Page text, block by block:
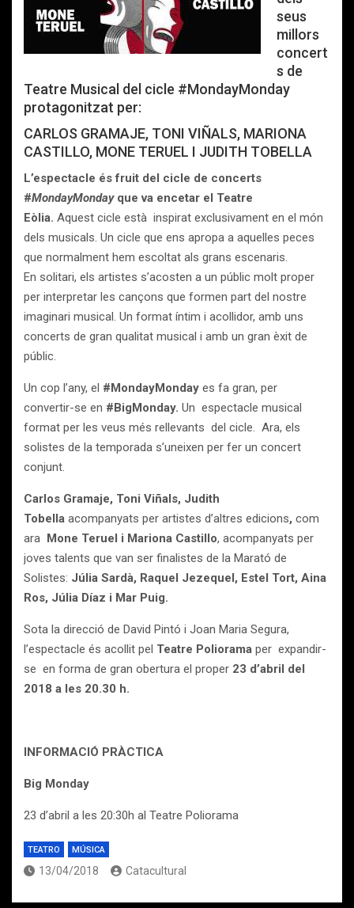
seus
millors
concert
s de
Teatre Musical del cicle #MondayMonday
protagonitzat per:
CARLOS GRAMAJE, TONI VIÑALS, MARIONA
CASTILLO, MONE TERUEL I JUDITH TOBELLA
L’espectacle és fruit del cicle de concerts
#MondayMonday que va encetar el Teatre
Eòlia. Aquest cicle està inspirat exclusivament en el món
dels musicals. Un cicle que ens apropa a aquelles peces
que normalment hem escoltat als grans escenaris.
En solitari, els artistes s’acosten a un públic molt proper
per interpretar les cançons que formen part del nostre
imaginari musical. Un format íntim i acollidor, amb uns
concerts de gran qualitat musical i amb un gran èxit de
públic.
Un cop l’any, el #MondayMonday es fa gran, per
convertir-se en #BigMonday. Un espectacle musical
format per les veus més rellevants del cicle. Ara, els
solistes de la temporada s’uneixen per fer un concert
conjunt.
Carlos Gramaje, Toni Viñals, Judith
Tobella acompanyats per artistes d’altres edicions, com
ara Mone Teruel i Mariona Castillo, acompanyats per
joves talents que van ser finalistes de la Marató de
Solistes: Júlia Sardà, Raquel Jezequel, Estel Tort, Aina
Ros, Júlia Díaz i Mar Puig.
Sota la direcció de David Pintó i Joan Maria Segura,
l’espectacle és acollit pel Teatre Poliorama per expandir-
se en forma de gran obertura el proper 23 d’abril del
2018 a les 20.30 h.
INFORMACIÓ PRÀCTICA
Big Monday
23 d’abril a les 20:30h al Teatre Poliorama
TEATRO MÚSICA
13/04/2018 Catacultural